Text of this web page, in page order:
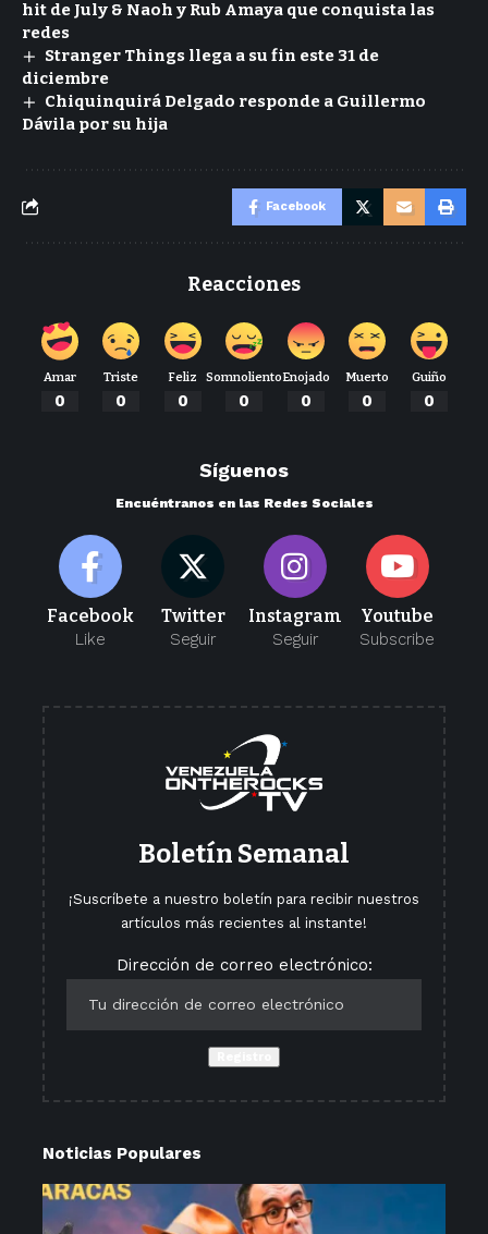
hit de July & Naoh y Rub Amaya que conquista las
redes
Stranger Things llega a su fin este 31 de
diciembre
Chiquinquirá Delgado responde a Guillermo
Dávila por su hija
Facebook
Reacciones
Amar
0
Triste
0
Feliz
0
Somnoliento
0
Enojado
0
Muerto
0
Guiño
0
Síguenos
Encuéntranos en las Redes Sociales
Facebook
Like
Twitter
Seguir
Instagram
Seguir
Youtube
Subscribe
Boletín Semanal
¡Suscríbete a nuestro boletín para recibir nuestros
artículos más recientes al instante!
Dirección de correo electrónico:
Noticias Populares